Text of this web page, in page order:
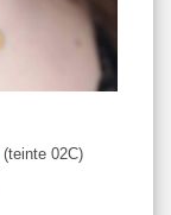
(teinte 02C)